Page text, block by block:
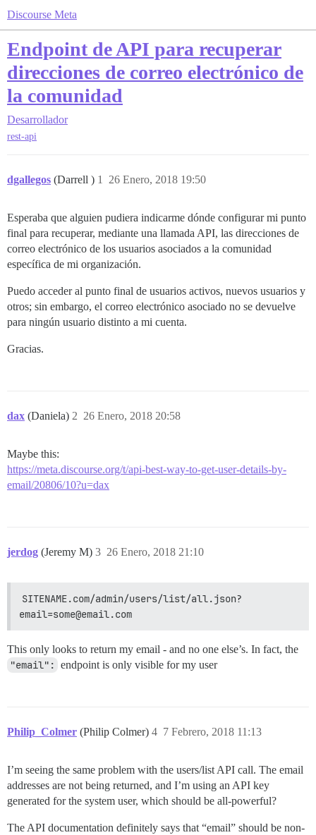
Discourse Meta
Endpoint de API para recuperar
direcciones de correo electrónico de
la comunidad
Desarrollador
rest-api
dgallegos (Darrell ) 26 Enero, 2018 19:50
1
Esperaba que alguien pudiera indicarme dónde configurar mi punto
final para recuperar, mediante una llamada API, las direcciones de
correo electrónico de los usuarios asociados a la comunidad
específica de mi organización.
Puedo acceder al punto final de usuarios activos, nuevos usuarios y
otros; sin embargo, el correo electrónico asociado no se devuelve
para ningún usuario distinto a mi cuenta.
Gracias.
dax (Daniela) 26 Enero, 2018 20:58
2
Maybe this:
https://meta.discourse.org/t/api-best-way-to-get-user-details-by-
email/20806/10?u=dax
jerdog (Jeremy M) 26 Enero, 2018 21:10
3
SITENAME.com/admin/users/list/all.json?
email=some@email.com
This only looks to return my email - and no one else’s. In fact, the
"email": endpoint is only visible for my user
Philip_Colmer (Philip Colmer) 7 Febrero, 2018 11:13
4
I’m seeing the same problem with the users/list API call. The email
addresses are not being returned, and I’m using an API key
generated for the system user, which should be all-powerful?
The API documentation definitely says that “email” should be non-